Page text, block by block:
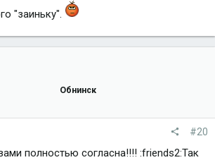
"заиньку".
Обнинск
#20
полностью согласна!!!! :friends2:Так